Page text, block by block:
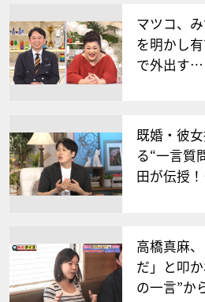
マツコ、
を明かし
で外出す…
既婚・彼
る“一言質
田が伝授
高橋真麻
だ」と叩
の一言”か